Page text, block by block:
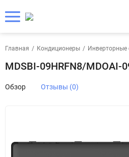
Главная / Кондиционеры / Инверторные
MDSBI-09HRFN8/MDOAI-
Обзор Отзывы (0)